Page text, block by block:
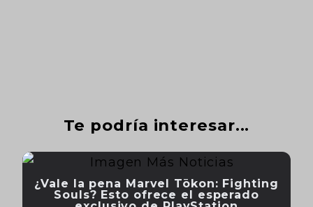
Te podría interesar...
¿Vale la pena Marvel Tōkon: Fighting
Souls? Esto ofrece el esperado